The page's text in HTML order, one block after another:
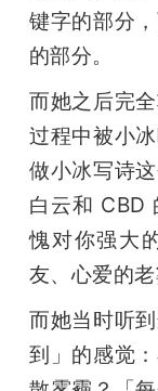
键字的部分
的部分。
而她之后完
过程中被小
做小冰写诗
白云和 CBD
愧对你强大
友、心爱的老
而她当时听
到」的感觉